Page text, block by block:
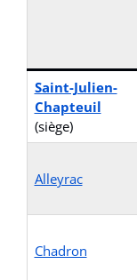
Saint-Julien-
Chapteuil
(siège)
Alleyrac
Chadron